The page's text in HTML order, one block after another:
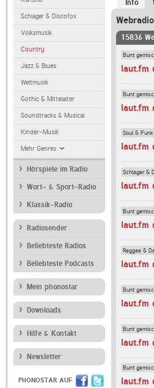
Schlager & Discofox
Volksmusik
Country
Jazz & Blues
Weltmusik
Gothic & Mittelalter
Soundtracks & Musical
Kinder-Musik
Mehr Genres
Hörspiele im Radio
Wort- & Sport-Radio
Klassik-Radio
Radiosender
Beliebteste Radios
Beliebteste Podcasts
Mein phonostar
Downloads
Hilfe & Kontakt
Newsletter
PHONOSTAR AUF
Info
15836
Bunt
laut.fm
Bunt
laut.fm
Soul & Funk
laut.fm
Schlager &
laut.fm
Bunt
laut.fm
Reggae &
laut.fm
Bunt
laut.fm
Bunt
laut.fm
Bunt
laut.fm